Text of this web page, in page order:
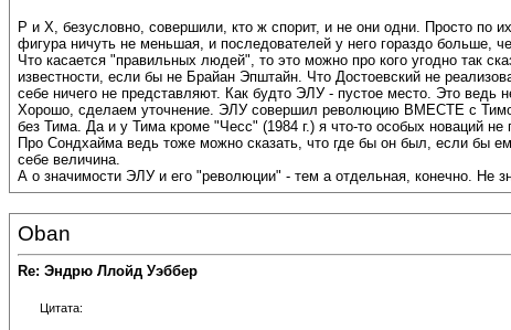
Р и Х, безусловно, совершили, кто ж спорит, и не они одни. Просто
фигура ничуть не меньшая, и последователей у него гораздо больше,
Что касается "правильных людей", то это можно про кого угодно так
известности, если бы не Брайан Эпштайн. Что Достоевский не
себе ничего не представляют. Как будто ЭЛУ - пустое место. Это ведь
Хорошо, сделаем уточнение. ЭЛУ совершил революцию ВМЕСТЕ с
без Тима. Да и у Тима кроме "Чесс" (1984 г.) я что-то особых новаций
Про Сондхайма ведь тоже можно сказать, что где бы он был, если бы
себе величина.
А о значимости ЭЛУ и его "революции" - тем а отдельная, конечно. Не
Oban
Re: Эндрю Ллойд Уэббер
Цитата: